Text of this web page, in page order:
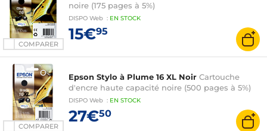
COMPARER
noire (175 pages à 5%)
DISPO Web : EN STOCK
15€95
COMPARER
Epson Stylo à Plume 16 XL Noir Cartouche
d'encre haute capacité noire (500 pages à 5%)
DISPO Web : EN STOCK
27€50